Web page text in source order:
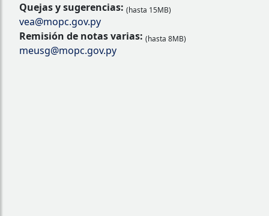
Quejas y sugerencias: (hasta 15MB)
vea@mopc.gov.py
Remisión de notas varias: (hasta 8MB)
meusg@mopc.gov.py